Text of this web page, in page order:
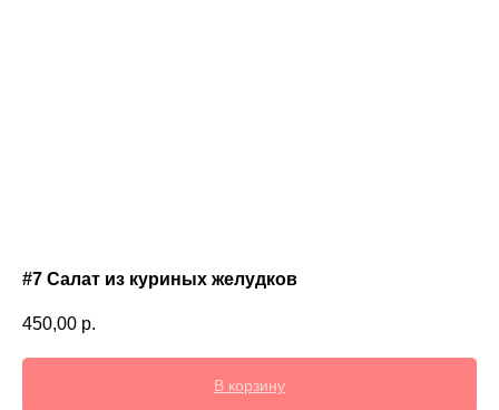
#7 Салат из куриных желудков
450,00 р.
В корзину